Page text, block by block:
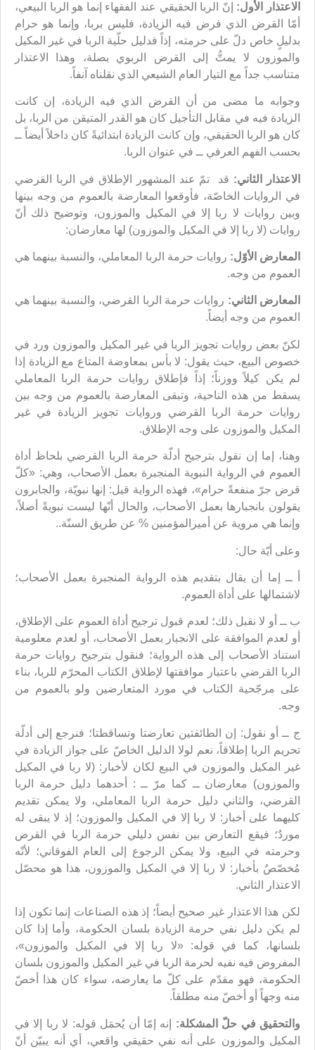
الاعتذار الأول: إنّ الربا الحقيقي عند الفقهاء إنما هو الربا البيعي،
أمّا القرض الذي فرض فيه الزيادة، فليس بربا، وإنما هو حرام
بدليلٍ خاص دلّ على حرمته، إذاً فدليل حلّية الربا في غير المكيل
والموزون لا يمتُّ إلى القرض الربوي بصلة، وهذا الاعتذار
متناسب جداً مع التيار العام الشيعي الذي نقلناه آنفاً.
وجوابه ما مضى من أن القرض الذي فيه الزيادة، إن كانت
الزيادة فيه في مقابل التأجيل كان هو القدر المتيقن من الربا، بل
كان هو الربا الحقيقي، وإن كانت الزيادة ابتدائيةً كان داخلاً أيضاً ــ
بحسب الفهم العرفي ــ في عنوان الربا.
الاعتذار الثاني: قد تمّ عند المشهور الإطلاق في الربا القرضي
في الروايات الخاصّة، فأوقعوا المعارضة بالعموم من وجه بينها
وبين روايات لا ربا إلا في المكيل والموزون، وتوضيح ذلك أنّ
روايات (لا ربا إلا في المكيل والموزون) لها معارضان:
المعارض الأوّل: روايات حرمة الربا المعاملي، والنسبة بينهما هي
العموم من وجه.
المعارض الثاني: روايات حرمة الربا القرضي، والنسبة بينهما هي
العموم من وجه أيضاً.
لكنّ بعض روايات تجويز الربا في غير المكيل والموزون ورد في
خصوص البيع، حيث يقول: لا بأس بمعاوضة المتاع مع الزيادة إذا
لم يكن كيلاً ووزناً؛ إذاً فإطلاق روايات حرمة الربا المعاملي
يسقط من هذه الناحية، وتبقى المعارضة بالعموم من وجه بين
روايات حرمة الربا القرضي وروايات تجويز الزيادة في غير
المكيل والموزون على وجه الإطلاق.
وهنا، إما إن نقول بترجيح أدلّة حرمة الربا القرضي بلحاظ أداة
العموم في الرواية النبوية المنجبرة بعمل الأصحاب، وهي: «كلّ
قرض جرّ منفعةً حرام»، فهذه الرواية قيل: إنها نبويّة، والجابرون
يقولون بانجبارها بعمل الأصحاب، والحال أنّها ليست نبويةً أصلاً،
وإنما هي مروية عن أميرالمؤمنين % عن طريق السنّة..
وعلى أيّة حال:
أ ــ إما أن يقال بتقديم هذه الرواية المنجبرة بعمل الأصحاب؛
لاشتمالها على أداة العموم.
ب ــ أو لا نقبل ذلك؛ لعدم قبول ترجيح أداة العموم على الإطلاق،
أو لعدم الموافقة على الانجبار بعمل الأصحاب، أو لعدم معلومية
استناد الأصحاب إلى هذه الرواية؛ فنقول بترجيح روايات حرمة
الربا القرضي باعتبار موافقتها لإطلاق الكتاب المحرّم للربا، بناء
على مرجّحية الكتاب في مورد المتعارضين ولو بالعموم من
وجه.
ج ــ أو نقول: إن الطائفتين تعارضتا وتساقطتا؛ فنرجع إلى أدلّة
تحريم الربا إطلاقاً، نعم لولا الدليل الخاصّ على جواز الزيادة في
غير المكيل والموزون في البيع لكان لأخبار: (لا ربا في المكيل
والموزون) معارضان ــ كما مرّ ــ : أحدهما دليل حرمة الربا
القرضي، والثاني دليل حرمة الربا المعاملي، ولا يمكن تقديم
كليهما على أخبار: لا ربا إلا في المكيل والموزون؛ إذ لا يبقى له
موردٌ؛ فيقع التعارض بين نفس دليلي حرمة الربا في القرض
وحرمته في البيع، ولا يمكن الرجوع إلى العام الفوقاني؛ لأنّه
مُخصّصٌ بأخبار: لا ربا إلا في المكيل والموزون، هذا هو محصّل
الاعتذار الثاني.
لكن هذا الاعتذار غير صحيح أيضاً؛ إذ هذه الصناعات إنما تكون إذا
لم يكن دليل نفي حرمة الزيادة بلسان الحكومة، وأما إذا كان
بلسانها، كما في قوله: «لا ربا إلا في المكيل والموزون»،
المفروض فيه نفيه لحرمة الربا في غير المكيل والموزون بلسان
الحكومة، فهو مقدّم على كلّ ما يعارضه، سواء كان هذا أخصّ
منه وجهاً أو أخصّ منه مطلقاً.
والتحقيق في حلّ المشكلة: إنه إمّا أن يُحمَل قوله: لا ربا إلا في
المكيل والموزون على أنه نفي حقيقي واقعي، أي أنه يبيّن أنّ